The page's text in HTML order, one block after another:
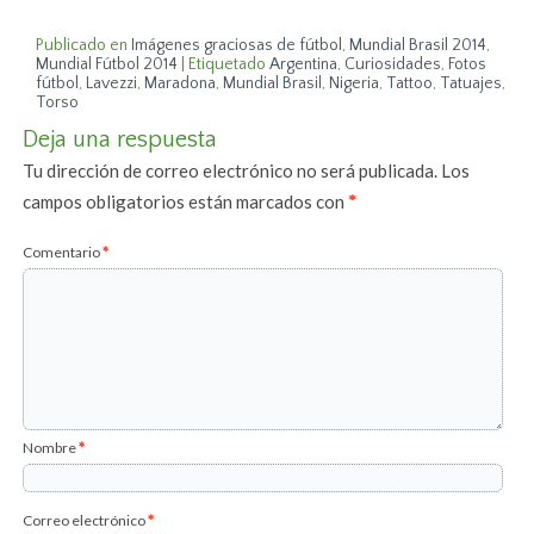
Publicado en Imágenes graciosas de fútbol, Mundial Brasil 2014,
Mundial Fútbol 2014
Etiquetado Argentina, Curiosidades, Fotos
fútbol, Lavezzi, Maradona, Mundial Brasil, Nigeria, Tattoo, Tatuajes,
Torso
Deja una respuesta
Tu dirección de correo electrónico no será publicada. Los
campos obligatorios están marcados con*
Comentario*
Nombre*
Correo electrónico*